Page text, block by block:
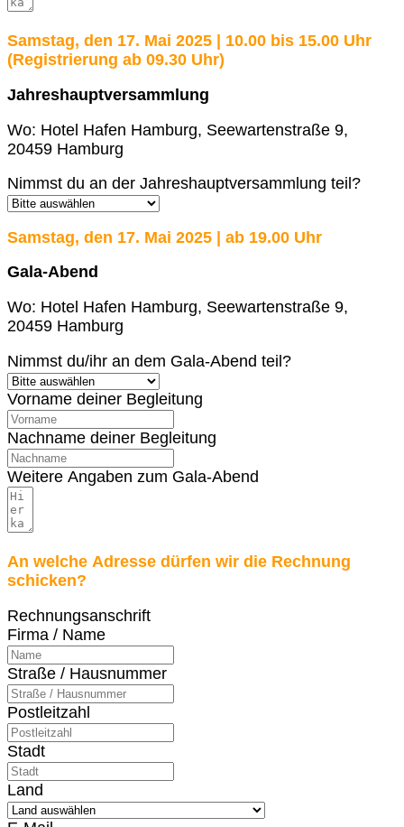
Samstag, den 17. Mai 2025 | 10.00 bis 15.00 Uhr
(Registrierung ab 09.30 Uhr)
Jahreshauptversammlung
Wo: Hotel Hafen Hamburg, Seewartenstraße 9,
20459 Hamburg
Nimmst du an der Jahreshauptversammlung teil?
Samstag, den 17. Mai 2025 | ab 19.00 Uhr
Gala-Abend
Wo: Hotel Hafen Hamburg, Seewartenstraße 9,
20459 Hamburg
Nimmst du/ihr an dem Gala-Abend teil?
Vorname deiner Begleitung
Nachname deiner Begleitung
Weitere Angaben zum Gala-Abend
An welche Adresse dürfen wir die Rechnung
schicken?
Rechnungsanschrift
Firma / Name
Straße / Hausnummer
Postleitzahl
Stadt
Land